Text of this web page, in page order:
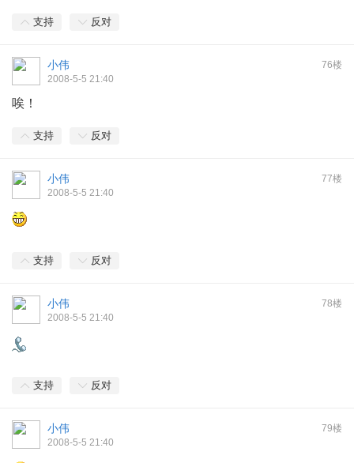
支持 反对
76楼
小伟
2008-5-5 21:40
唉！
支持 反对
77楼
小伟
2008-5-5 21:40
支持 反对
78楼
小伟
2008-5-5 21:40
支持 反对
79楼
小伟
2008-5-5 21:40